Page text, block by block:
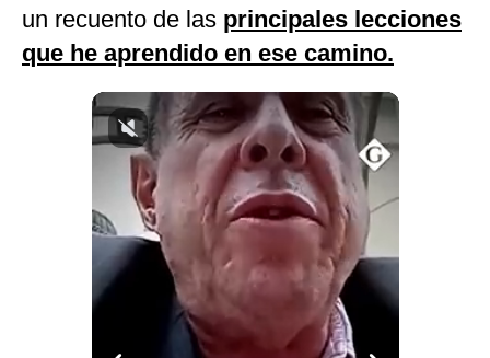
un recuento de las principales lecciones
que he aprendido en ese camino.